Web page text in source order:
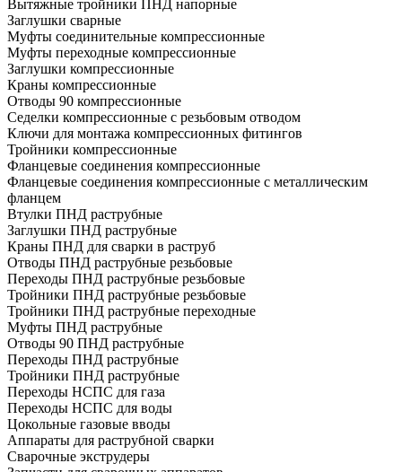
Вытяжные тройники ПНД напорные
Заглушки сварные
Муфты соединительные компрессионные
Муфты переходные компрессионные
Заглушки компрессионные
Краны компрессионные
Отводы 90 компрессионные
Седелки компрессионные с резьбовым отводом
Ключи для монтажа компрессионных фитингов
Тройники компрессионные
Фланцевые соединения компрессионные
Фланцевые соединения компрессионные с металлическим
фланцем
Втулки ПНД раструбные
Заглушки ПНД раструбные
Краны ПНД для сварки в раструб
Отводы ПНД раструбные резьбовые
Переходы ПНД раструбные резьбовые
Тройники ПНД раструбные резьбовые
Тройники ПНД раструбные переходные
Муфты ПНД раструбные
Отводы 90 ПНД раструбные
Переходы ПНД раструбные
Тройники ПНД раструбные
Переходы НСПС для газа
Переходы НСПС для воды
Цокольные газовые вводы
Аппараты для раструбной сварки
Сварочные экструдеры